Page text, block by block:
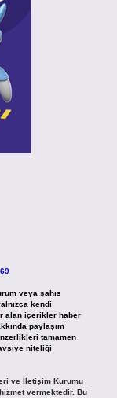
veya şahıs
kendi
alan içerikler haber
paylaşım
tamamen
niteliği
ve İletişim Kurumu
vermektedir. Bu